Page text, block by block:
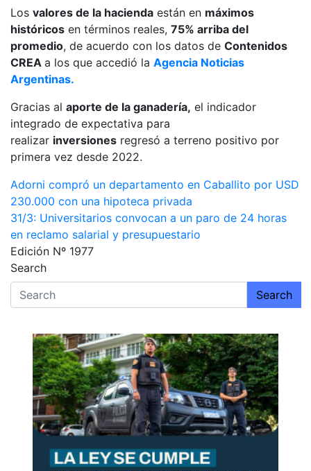
Los valores de la hacienda están en máximos
históricos en términos reales, 75% arriba del
promedio, de acuerdo con los datos de Contenidos
CREA a los que accedió la Agencia Noticias
Argentinas.
Gracias al aporte de la ganadería, el indicador
integrado de expectativa para
realizar inversiones regresó a terreno positivo por
primera vez desde 2022.
Navegación
de
entradas
Adorni compró un departamento en Caballito por USD
230.000 con una hipoteca privada
31/3: Universitarios convocan a un paro de 24 horas
en reclamo salarial y presupuestario
Edición Nº 1977
Search
Search